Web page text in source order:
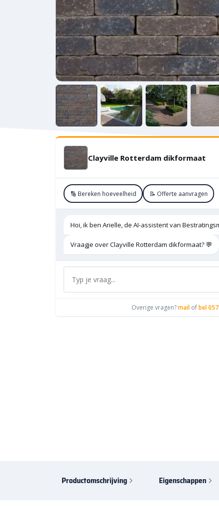
Clayville Rotterdam dikformaat
🔢 Bereken hoeveelheid 📝 Offerte aanvragen
Hoi, ik ben Arielle, de AI-assistent van
Vraagje over Clayville Rotterdam dikformaat? 💬
Overige vragen?mail ofbel
Productomschrijving Eigenschappen